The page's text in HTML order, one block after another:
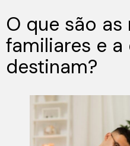
O que são as
familiares e a
destinam?